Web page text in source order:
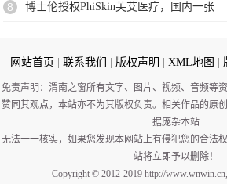
8 博士伦授权PhiSkin芙艾医疗，国内一张
网站首页 联系我们 版权声明 XML地图
免责声明：渭南之窗所有文字、图片、视频、音频等
赞同其观点，本站亦不为其版权负责。相关作品的原
据庞杂本站
无法一一核实，如果您发现本网站上有侵犯您的合法
站将立即予以删除！
Copyright © 2012-2019 http://